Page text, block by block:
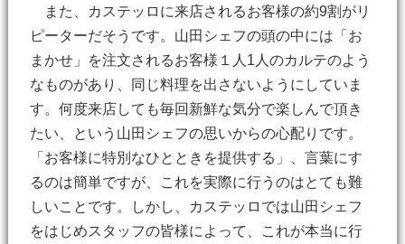
また、カステッロに来店されるお客様の約9割がリ
ピーターだそうです。山田シェフの頭の中には「お
まかせ」を注文されるお客様１人1人のカルテのよう
なものがあり、同じ料理を出さないようにしていま
す。何度来店しても毎回新鮮な気分で楽しんで頂き
たい、という山田シェフの思いからの心配りです。
「お客様に特別なひとときを提供する」、言葉にす
るのは簡単ですが、これを実際に行うのはとても難
しいことです。しかし、カステッロでは山田シェフ
をはじめスタッフの皆様によって、これが本当に行